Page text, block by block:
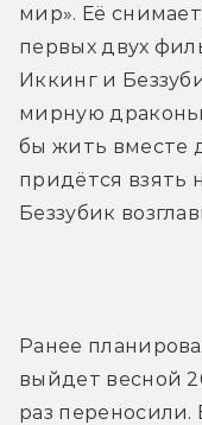
мир». Её
первых двух
Иккинг и
мирную
бы жить вместе
придётся взять
Беззубик
Ранее
выйдет весной
раз